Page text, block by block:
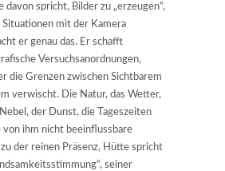
davon spricht, Bilder zu „erzeugen“,
mit der Kamera
er genau das. Er schafft
Versuchsanordnungen,
die Grenzen zwischen Sichtbarem
verwischt. Die Natur, das Wetter,
der Dunst, die Tageszeiten
von ihm nicht beeinflussbare
der reinen Präsenz, Hütte spricht
seiner